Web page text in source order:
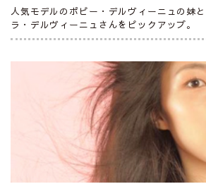
人気モデルのポピー・デルヴィーニュの妹
ラ・デルヴィーニュさんをピックアップ。